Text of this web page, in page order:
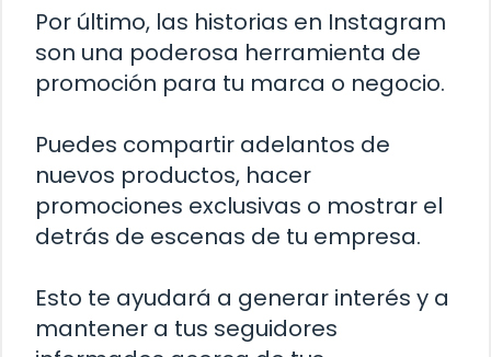
Por último, las historias en Instagram
son una poderosa herramienta de
promoción para tu marca o negocio.
Puedes compartir adelantos de
nuevos productos, hacer
promociones exclusivas o mostrar el
detrás de escenas de tu empresa.
Esto te ayudará a generar interés y a
mantener a tus seguidores